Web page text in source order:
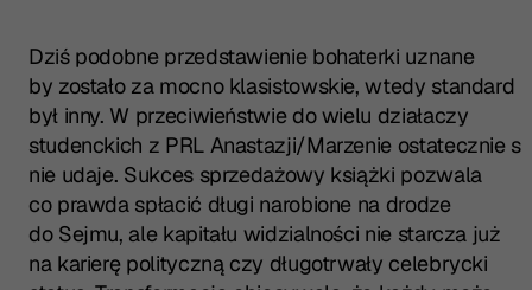
Dziś podobne przedstawienie bohaterki uznane
by zostało za mocno klasistowskie, wtedy standard
był inny. W przeciwieństwie do wielu działaczy
studenckich z PRL Anastazji/Marzenie ostatecznie
nie udaje. Sukces sprzedażowy książki pozwala
co prawda spłacić długi narobione na drodze
do Sejmu, ale kapitału widzialności nie starcza już
na karierę polityczną czy długotrwały celebrycki